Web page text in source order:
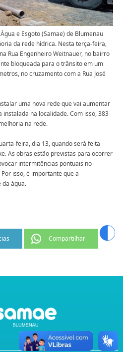
e Esgoto (Samae) de Blumenau
da rede hídrica. Nesta terça-feira,
Rua Engenheiro Weitnauer, no bairro
bloqueada para o trânsito em um
no cruzamento com a Rua José
uma nova rede que vai aumentar
na localidade. Com isso, 383
na rede.
feira, dia 13, quando será feita
As obras estão previstas para ocorrer
intermitências pontuais no
isso, é importante que a
da água.
Compartilhar